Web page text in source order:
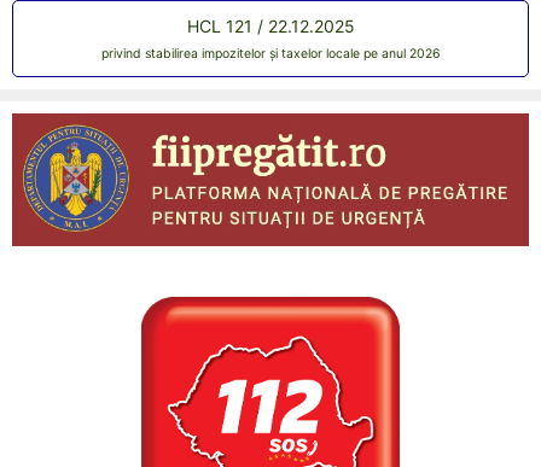
HCL 121 / 22.12.2025
privind stabilirea impozitelor și taxelor locale pe anul 2026